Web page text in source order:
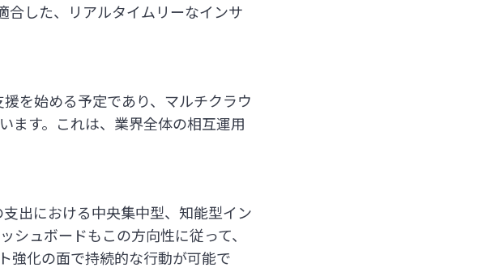
合した、リアルタイムリーなインサ
を始める予定であり、マルチクラウ
ます。これは、業界全体の相互運用
出における中央集中型、知能型イン
ュボードもこの方向性に従って、
強化の面で持続的な行動が可能で